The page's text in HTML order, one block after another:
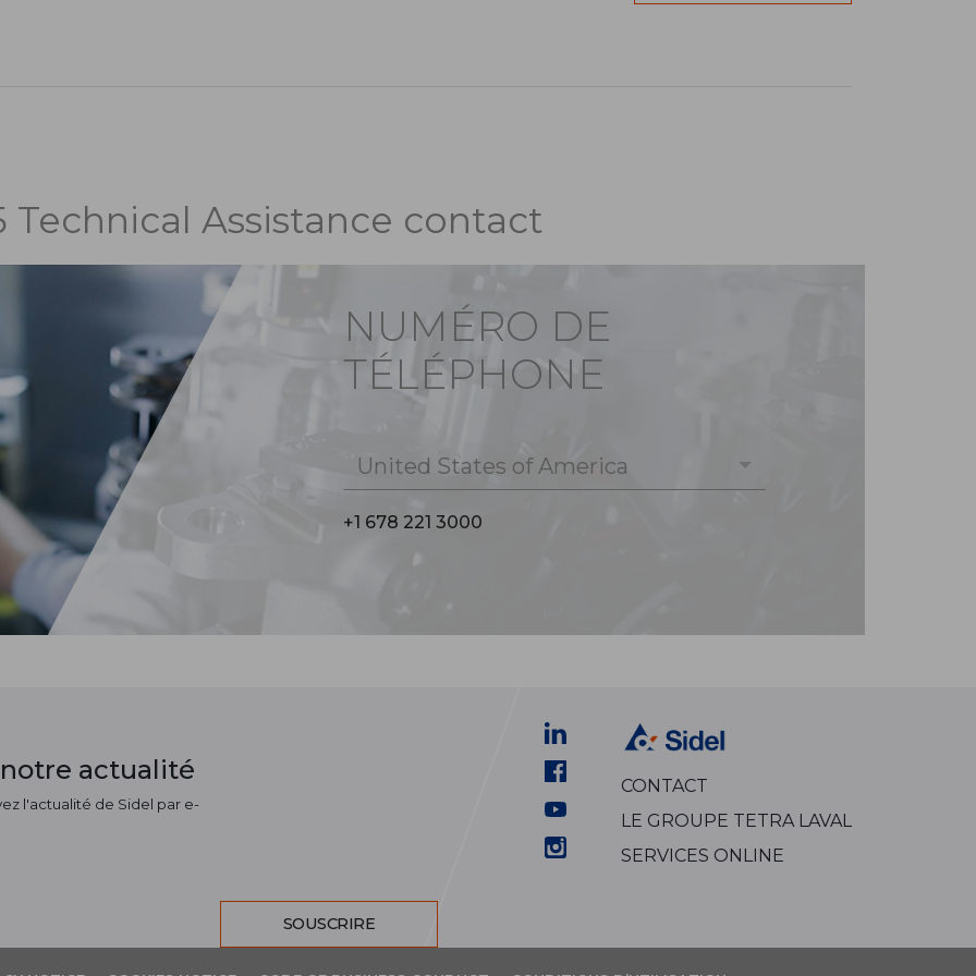
Technical Assistance contact
NUMÉRO DE
TÉLÉPHONE
United States of America
+1 678 221 3000
actualité
l'actualité de Sidel par e-
SOUSCRIRE
CONTACT
LE GROUPE TETRA LAVAL
SERVICES ONLINE